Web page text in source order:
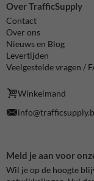
Over TrafficSupply
Contact
Over ons
Nieuws en Blog
Levertijden
Veelgestelde vragen /
Winkelmand
Meld je aan voor
Wil je op de hoogte